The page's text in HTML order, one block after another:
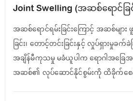
Joint Swelling (အဆစ်ရောင်ခြ
အဆစ်ရောင်ရမ်းခြင်းကြောင့် အဆစ်များ ဖူ
ခြင်း၊ တောင့်တင်းခြင်းနှင့် လှုပ်ရှားမှုခက်ခဲ
အချိန်မီကုသမှု မခံယူပါက ရောဂါအခြေအန
အဆစ်၏ လုပ်ဆောင်နိုင်စွမ်းကို ထိခိုက်စ